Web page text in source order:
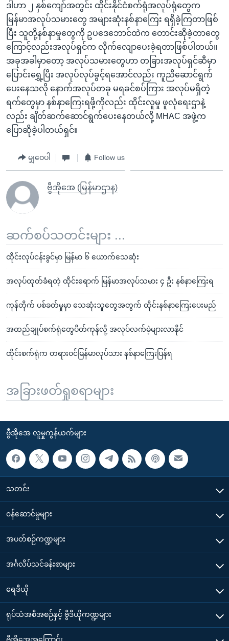
ဒါဟာ ၂ နှစ်ကျော်အတွင်း ထိုင်းနိုင်ငံစက်ရုံအလုပ်ရုံတွေက
မြန်မာအလုပ်သမားတွေ အများဆုံးနစ်နာကြေး ရရှိခဲ့ကြတာဖြစ်
ပြီး သူတို့နစ်နာမှုတွေကို ဥပဒေဘောင်ထဲက တောင်းဆိုခဲ့တာတွေ
ကြောင့်လည်းအလုပ်ရှင်က လိုက်လျောပေးခဲ့ရတာဖြစ်ပါတယ်။
အခုအခါမှာတော့ အလုပ်သမားတွေဟာ တခြားအလုပ်ရှင်ဆီမှာ
ပြောင်းရွှေ့ပြီး အလုပ်လုပ်ခွင့်ရအောင်လည်း ကူညီဆောင်ရွက်
ပေးနေသလို နောက်အလုပ်တခု မရခင်စပ်ကြား အလုပ်မရှိတဲ့
ရက်တွေမှာ နစ်နာကြေးရဖို့ကိုလည်း ထိုင်းလူမှု ဖူလုံရေးဌာနဲ့
လည်း ချိတ်ဆက်ဆောင်ရွက်ပေးနေတယ်လို့ MHAC အဖွဲ့က
ပြောဆိုခဲ့ပါတယ်ရှင်။
မျှဝေပါ Follow us
ဗွီအိုအေ (မြန်မာဌာန)
ဆက်စပ်သတင်းများ ...
ထိုင်းလုပ်ငန်းခွင်မှာ မြန်မာ ၆ ယောက်သေဆုံး
အလုပ်ထုတ်ခံရတဲ့ ထိုင်းရောက် မြန်မာအလုပ်သမား ၄ ဦး နစ်နာကြေးရ
ကုန်တိုက် ပစ်ခတ်မှုမှာ သေဆုံးသူတွေအတွက် ထိုင်းနစ်နာကြေးပေးမည်
အထည်ချုပ်စက်ရုံတွေပိတ်ကုန်လို့ အလုပ်လက်မဲ့များလာနိုင်
ထိုင်းစက်ရုံက တရားဝင်မြန်မာလုပ်သား နစ်နာကြေးပြန်ရ
အခြားဖတ်ရှုစရာများ
ဗွီအိုအေ လူမှုကွန်ယက်များ
သတင်း
၀န်ဆောင်မှုများ
အပတ်စဉ်ကဏ္ဍများ
အင်္ဂလိပ်သင်ခန်းစာများ
ရေဒီယို
ရုပ်သံအစီအစဉ်နှင့် ဗွီဒီယိုကဏ္ဍများ